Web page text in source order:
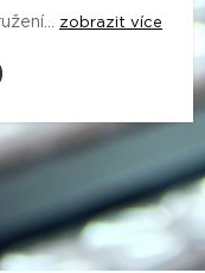
zobrazit více